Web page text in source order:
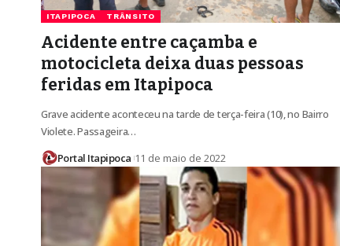
ITAPIPOCA TRÂNSITO
Acidente entre caçamba e
motocicleta deixa duas pessoas
feridas em Itapipoca
Grave acidente aconteceu na tarde de terça-feira (10), no Bairro
Violete. Passageira…
Portal Itapipoca 11 de maio de 2022